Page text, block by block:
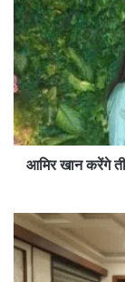
मि
खा
न
क
रें
गे
ती
दी
,
5
आमिर खान करेंगे
छ
त्ती
स